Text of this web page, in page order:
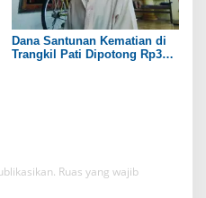
Dana Santunan Kematian di
Trangkil Pati Dipotong Rp300
Ruas yang wajib